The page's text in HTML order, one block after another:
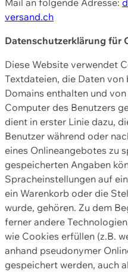
versand.ch
Datenschutzerklärung für
Diese Website verwendet
Textdateien, die Daten
Domains enthalten und
Computer des Benutzers
dient in erster Linie dazu,
Benutzer während oder
eines Onlineangebotes zu
gespeicherten Angaben
Spracheinstellungen auf
ein Warenkorb oder die
wurde, gehören. Zu dem
ferner andere
wie Cookies erfüllen (z.B.
anhand pseudonymer
gespeichert werden, auch